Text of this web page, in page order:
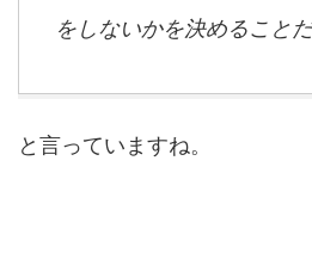
をしないかを決めることだ
と言っていますね。